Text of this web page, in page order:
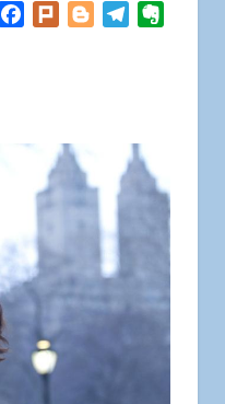
Facebook
Plurk BloggerTelegram